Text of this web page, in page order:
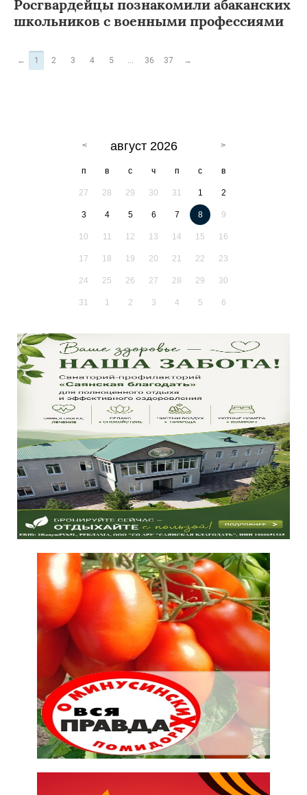
Росгвардейцы познакомили абаканских
школьников с военными профессиями
← 1 2 3 4 5 36 37 →
август 2026
п в с ч п с в
27 28 29 30 31 1 2
3 4 5 6 7 8 9
10 11 12 13 14 15 16
17 18 19 20 21 22 23
24 25 26 27 28 29 30
31 1 2 3 4 5 6